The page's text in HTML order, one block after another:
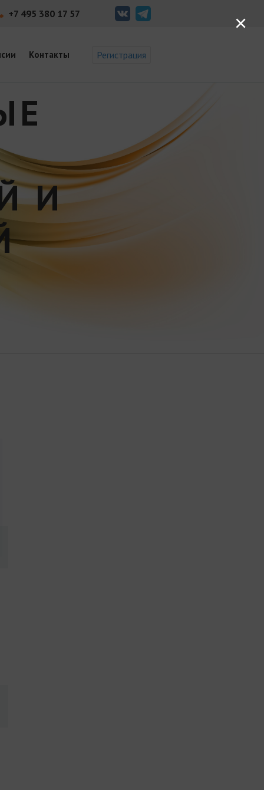
+7 495 380 17 57
Контакты Регистрация
И
×